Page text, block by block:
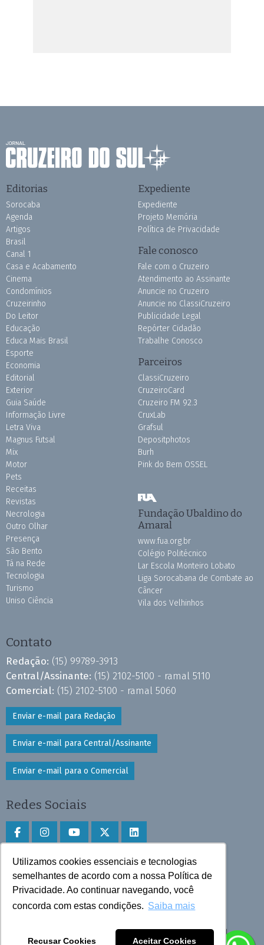
Utilizamos cookies essenciais e tecnologias
semelhantes de acordo com a nossa Política de
Privacidade. Ao continuar navegando, você
concorda com estas condições. Saiba mais
Recusar Cookies Aceitar Cookies
Editorias
Sorocaba
Agenda
Artigos
Brasil
Canal 1
Casa e Acabamento
Cinema
Condomínios
Cruzeirinho
Do Leitor
Educação
Educa Mais Brasil
Esporte
Economia
Editorial
Exterior
Guia Saúde
Informação Livre
Letra Viva
Magnus Futsal
Mix
Motor
Pets
Receitas
Revistas
Necrologia
Outro Olhar
Presença
São Bento
Tá na Rede
Tecnologia
Turismo
Uniso Ciência
Expediente
Expediente
Projeto Memória
Política de Privacidade
Fale conosco
Fale com o Cruzeiro
Atendimento ao Assinante
Anuncie no Cruzeiro
Anuncie no ClassiCruzeiro
Publicidade Legal
Repórter Cidadão
Trabalhe Conosco
Parceiros
ClassiCruzeiro
CruzeiroCard
Cruzeiro FM 92.3
CruxLab
Grafsul
Depositphotos
Burh
Pink do Bem OSSEL
Fundação Ubaldino do
Amaral
www.fua.org.br
Colégio Politécnico
Lar Escola Monteiro Lobato
Liga Sorocabana de Combate ao
Câncer
Vila dos Velhinhos
Contato
Redação: (15) 99789-3913
Central/Assinante: (15) 2102-5100 - ramal 5110
Comercial: (15) 2102-5100 - ramal 5060
Enviar e-mail para Redação
Enviar e-mail para Central/Assinante
Enviar e-mail para o Comercial
Redes Sociais
Faça download do aplicativo
Play Store e App Store
Todos os direitos reservados © 2025 Cruzeiro do Sul